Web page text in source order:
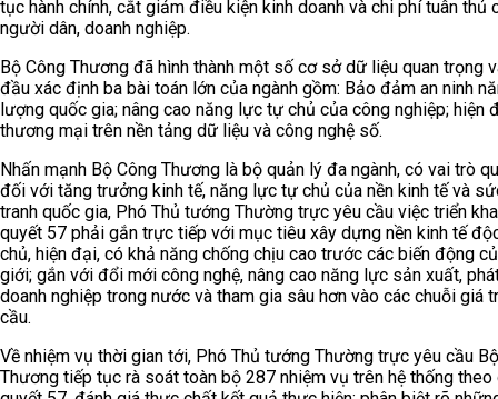
tục hành chính, cắt giảm điều kiện kinh doanh và chi phí tuân thủ
người dân, doanh nghiệp.
Bộ Công Thương đã hình thành một số cơ sở dữ liệu quan trọng
đầu xác định ba bài toán lớn của ngành gồm: Bảo đảm an ninh
lượng quốc gia; nâng cao năng lực tự chủ của công nghiệp; hiện
thương mại trên nền tảng dữ liệu và công nghệ số.
Nhấn mạnh Bộ Công Thương là bộ quản lý đa ngành, có vai trò
đối với tăng trưởng kinh tế, năng lực tự chủ của nền kinh tế và
tranh quốc gia, Phó Thủ tướng Thường trực yêu cầu việc triển
quyết 57 phải gắn trực tiếp với mục tiêu xây dựng nền kinh tế
chủ, hiện đại, có khả năng chống chịu cao trước các biến động
giới; gắn với đổi mới công nghệ, nâng cao năng lực sản xuất,
doanh nghiệp trong nước và tham gia sâu hơn vào các chuỗi giá
cầu.
Về nhiệm vụ thời gian tới, Phó Thủ tướng Thường trực yêu cầu
Thương tiếp tục rà soát toàn bộ 287 nhiệm vụ trên hệ thống theo